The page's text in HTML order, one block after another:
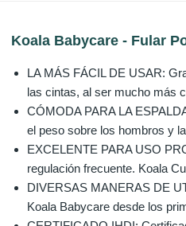
Koala Babycare - Fular
LA MÁS FÁCIL DE USAR:
las cintas, al ser mucho más
CÓMODA PARA LA
el peso sobre los hombros y
EXCELENTE PARA USO
regulación frecuente. Koala
DIVERSAS MANERAS DE
Koala Babycare desde los